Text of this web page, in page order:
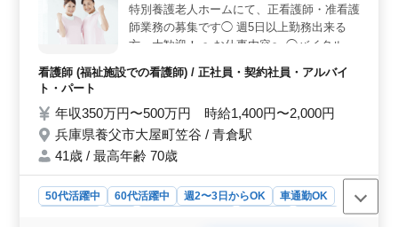
が可能な方を歓迎し、長期で安定して働ける環境です。
皆様のご応募をお待ちしております。
特別養護老人ホームにて、正看護師・准看護
師業務の募集です◯ 週5日以上勤務出来る
方、大歓迎！ 〜お仕事内容〜 ◯バイタルチ
◯吸引、呼吸器ケア ◯レクリエーションの
歓迎 ◎夜勤なし、残業少なめ ◎社会保険完
備 ◎車通勤可能 若いスタッフが経験者の力
を必要としています！ シニア層積極的に採
す／
看護師 (福祉施設での看護師) / 正社員・契約社員・アルバイ
ト・パート
年収350万円〜500万円 時給1,400円〜2,000円
兵庫県養父市大屋町笠谷 / 青倉駅
41歳 / 最高年齢 70歳
50代活躍中 60代活躍中 週2〜3日からOK
車通勤OK